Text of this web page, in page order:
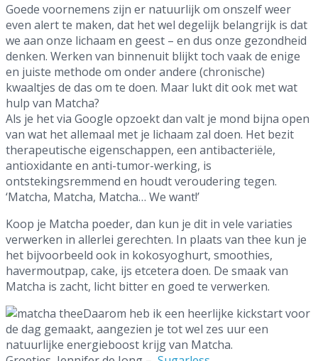
Goede voornemens zijn er natuurlijk om onszelf weer
even alert te maken, dat het wel degelijk belangrijk is dat
we aan onze lichaam en geest – en dus onze gezondheid
denken. Werken van binnenuit blijkt toch vaak de enige
en juiste methode om onder andere (chronische)
kwaaltjes de das om te doen. Maar lukt dit ook met wat
hulp van Matcha?
Als je het via Google opzoekt dan valt je mond bijna open
van wat het allemaal met je lichaam zal doen. Het bezit
therapeutische eigenschappen, een antibacteriële,
antioxidante en anti-tumor-werking, is
ontstekingsremmend en houdt veroudering tegen.
‘Matcha, Matcha, Matcha… We want!’
Koop je Matcha poeder, dan kun je dit in vele variaties
verwerken in allerlei gerechten. In plaats van thee kun je
het bijvoorbeeld ook in kokosyoghurt, smoothies,
havermoutpap, cake, ijs etcetera doen. De smaak van
Matcha is zacht, licht bitter en goed te verwerken.
Daarom heb ik een heerlijke kickstart voor
de dag gemaakt, aangezien je tot wel zes uur een
natuurlijke energieboost krijg van Matcha.